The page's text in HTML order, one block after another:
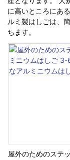
に高いところにあ
ルミ製はしごは、
ちます。
屋外のためのステ